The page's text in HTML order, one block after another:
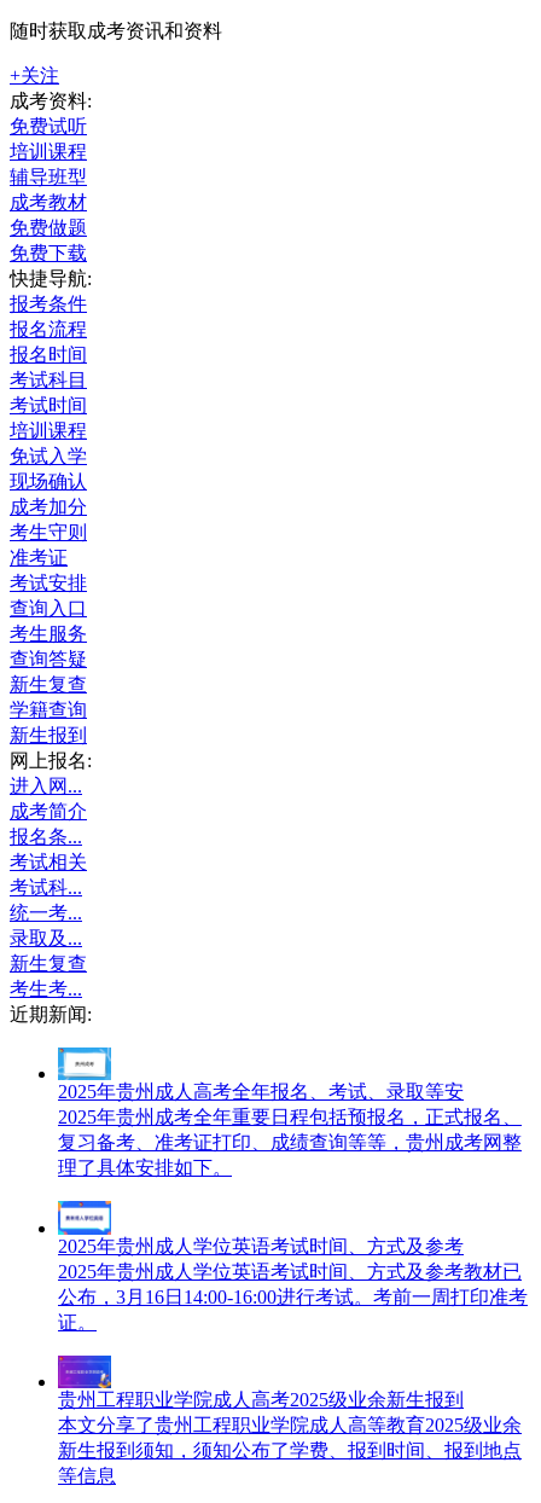
随时获取成考资讯和资料
+关注
成考资料:
免费试听
培训课程
辅导班型
成考教材
免费做题
免费下载
快捷导航:
报考条件
报名流程
报名时间
考试科目
考试时间
培训课程
免试入学
现场确认
成考加分
考生守则
准考证
考试安排
查询入口
考生服务
查询答疑
新生复查
学籍查询
新生报到
网上报名:
进入网...
成考简介
报名条...
考试相关
考试科...
统一考...
录取及...
新生复查
考生考...
近期新闻:
2025年贵州成人高考全年报名、考试、录取等安
2025年贵州成考全年重要日程包括预报名，正式报名、
复习备考、准考证打印、成绩查询等等，贵州成考网整
理了具体安排如下。
2025年贵州成人学位英语考试时间、方式及参考
2025年贵州成人学位英语考试时间、方式及参考教材已
公布，3月16日14:00-16:00进行考试。考前一周打印准考
证。
贵州工程职业学院成人高考2025级业余新生报到
本文分享了贵州工程职业学院成人高等教育2025级业余
新生报到须知，须知公布了学费、报到时间、报到地点
等信息